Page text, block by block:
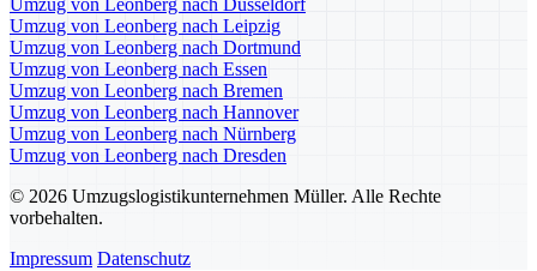
Umzug von Leonberg nach Düsseldorf
Umzug von Leonberg nach Leipzig
Umzug von Leonberg nach Dortmund
Umzug von Leonberg nach Essen
Umzug von Leonberg nach Bremen
Umzug von Leonberg nach Hannover
Umzug von Leonberg nach Nürnberg
Umzug von Leonberg nach Dresden
© 2026 Umzugslogistikunternehmen Müller. Alle Rechte
vorbehalten.
Impressum Datenschutz